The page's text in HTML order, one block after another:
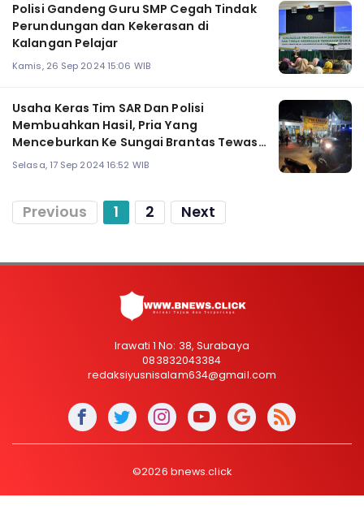
Polisi Gandeng Guru SMP Cegah Tindak
Perundungan dan Kekerasan di
Kalangan Pelajar
Kamis, 26 Sep 2024 15:06 WIB
Usaha Keras Tim SAR Dan Polisi
Membuahkan Hasil, Pria Yang
Menceburkan Ke Sungai Brantas Tewas
Tertutup Enceng Gondok
Selasa, 17 Sep 2024 16:52 WIB
Previous 1 2 Next
Irawati 1 No: 38, Surabaya
083832043384
redaksiyusnisalam634@gmail.com
©2026 bnews.click